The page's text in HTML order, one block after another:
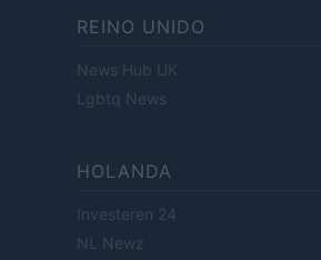
REINO UNIDO
News Hub UK
Lgbtq News
HOLANDA
Investeren 24
NL Newz